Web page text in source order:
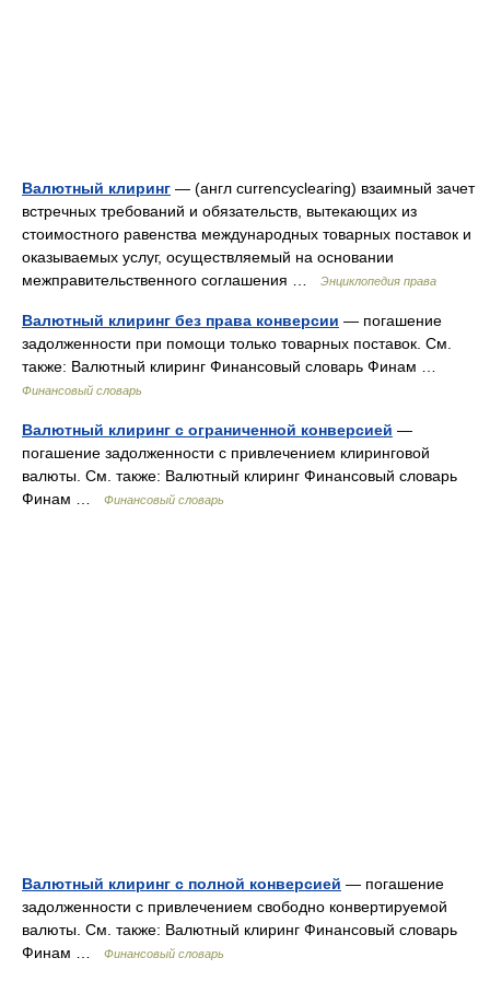
Валютный клиринг — (англ currencyclearing) взаимный зачет
встречных требований и обязательств, вытекающих из
стоимостного равенства международных товарных поставок и
оказываемых услуг, осуществляемый на основании
межправительственного соглашения …
Энциклопедия права
Валютный клиринг без права конверсии — погашение
задолженности при помощи только товарных поставок. См.
также: Валютный клиринг Финансовый словарь Финам …
Финансовый словарь
Валютный клиринг с ограниченной конверсией —
погашение задолженности с привлечением клиринговой
валюты. См. также: Валютный клиринг Финансовый словарь
Финам …
Финансовый словарь
Валютный клиринг с полной конверсией — погашение
задолженности с привлечением свободно конвертируемой
валюты. См. также: Валютный клиринг Финансовый словарь
Финам …
Финансовый словарь